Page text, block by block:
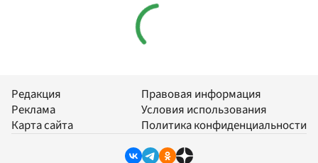
Редакция
Реклама
Карта сайта
Правовая информация
Условия использования
Политика конфиденциальности